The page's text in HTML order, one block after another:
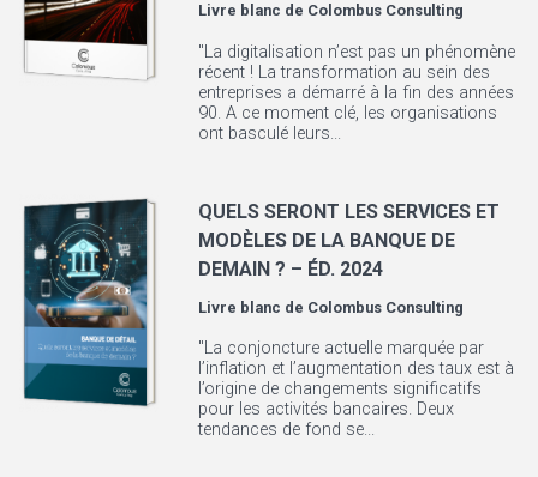
Livre blanc de Colombus Consulting
"La digitalisation n’est pas un phénomène
récent ! La transformation au sein des
entreprises a démarré à la fin des années
90. A ce moment clé, les organisations
ont basculé leurs...
QUELS SERONT LES SERVICES ET
MODÈLES DE LA BANQUE DE
DEMAIN ? – ÉD. 2024
Livre blanc de Colombus Consulting
"La conjoncture actuelle marquée par
l’inflation et l’augmentation des taux est à
l’origine de changements significatifs
pour les activités bancaires. Deux
tendances de fond se...